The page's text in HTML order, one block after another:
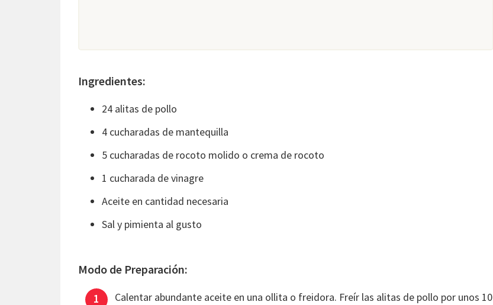
Ingredientes:
24 alitas de pollo
4 cucharadas de mantequilla
5 cucharadas de rocoto molido o crema de rocoto
1 cucharada de vinagre
Aceite en cantidad necesaria
Sal y pimienta al gusto
Modo de Preparación:
Calentar abundante aceite en una ollita o freidora. Freír las alitas de pollo por unos 10